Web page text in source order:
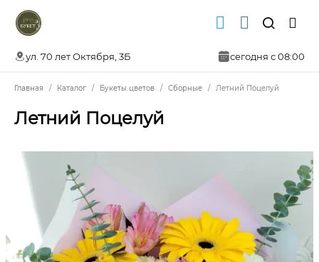
ул. 70 лет Октября, 3Б сегодня с 08:00
Главная Каталог Букеты цветов Сборные Летний Поцелуй
Летний Поцелуй